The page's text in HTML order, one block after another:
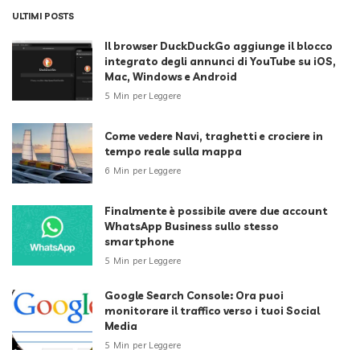
ULTIMI POSTS
Il browser DuckDuckGo aggiunge il blocco
integrato degli annunci di YouTube su iOS,
Mac, Windows e Android
5 Min per Leggere
Come vedere Navi, traghetti e crociere in
tempo reale sulla mappa
6 Min per Leggere
Finalmente è possibile avere due account
WhatsApp Business sullo stesso
smartphone
5 Min per Leggere
Google Search Console: Ora puoi
monitorare il traffico verso i tuoi Social
Media
5 Min per Leggere